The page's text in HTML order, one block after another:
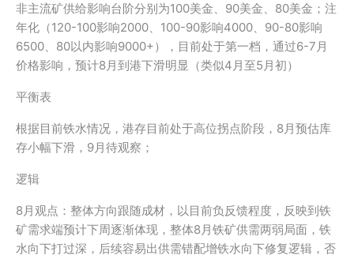
非主流矿供给影响台阶分别为100美金、90美金、80美金；注
年化（120-100影响2000、100-90影响4000、90-80影响
6500、80以内影响9000+），目前处于第一档，通过6-7月
价格影响，预计8月到港下滑明显（类似4月至5月初）
平衡表
根据目前铁水情况，港存目前处于高位拐点阶段，8月预估库
存小幅下滑，9月待观察；
逻辑
8月观点：整体方向跟随成材，以目前负反馈程度，反映到铁
矿需求端预计下周逐渐体现，整体8月铁矿供需两弱局面，铁
水向下打过深，后续容易出供需错配增铁水向下修复逻辑，否